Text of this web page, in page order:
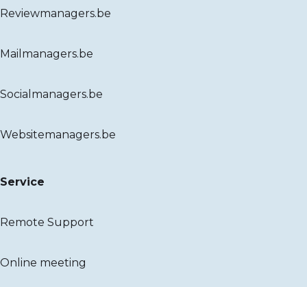
Reviewmanagers.be
Mailmanagers.be
Socialmanagers.be
Websitemanagers.be
Service
Remote Support
Online meeting